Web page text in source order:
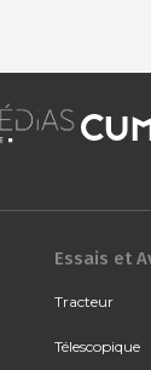
Essais et
Tracteur
Télescopique